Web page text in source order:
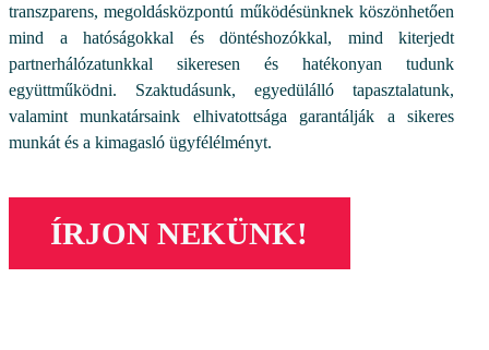
transzparens, megoldásközpontú működésünknek köszönhetően
mind a hatóságokkal és döntéshozókkal, mind kiterjedt
partnerhálózatunkkal sikeresen és hatékonyan tudunk
együttműködni. Szaktudásunk, egyedülálló tapasztalatunk,
valamint munkatársaink elhivatottsága garantálják a sikeres
munkát és a kimagasló ügyfélélményt.
ÍRJON NEKÜNK!